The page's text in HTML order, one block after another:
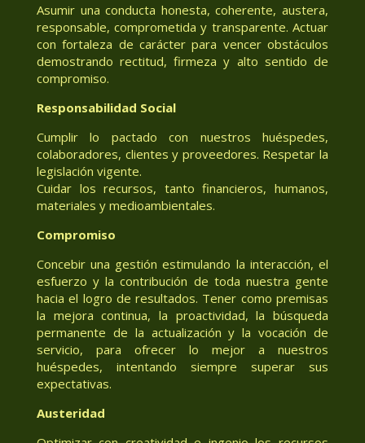
Asumir una conducta honesta, coherente, austera,
responsable, comprometida y transparente. Actuar
con fortaleza de carácter para vencer obstáculos
demostrando rectitud, firmeza y alto sentido de
compromiso.
Responsabilidad Social
Cumplir lo pactado con nuestros huéspedes,
colaboradores, clientes y proveedores. Respetar la
legislación vigente.
Cuidar los recursos, tanto financieros, humanos,
materiales y medioambientales.
Compromiso
Concebir una gestión estimulando la interacción, el
esfuerzo y la contribución de toda nuestra gente
hacia el logro de resultados. Tener como premisas
la mejora continua, la proactividad, la búsqueda
permanente de la actualización y la vocación de
servicio, para ofrecer lo mejor a nuestros
huéspedes, intentando siempre superar sus
expectativas.
Austeridad